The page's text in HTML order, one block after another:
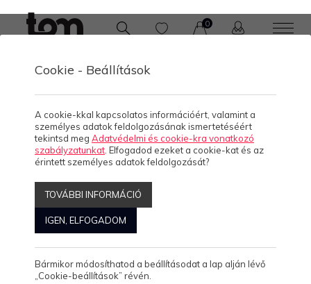
0
Cookie - Beállítások
A cookie-kkal kapcsolatos információért, valamint a
személyes adatok feldolgozásának ismertetéséért
tekintsd meg Adatvédelmi és cookie-kra vonatkozó
szabályzatunkat . Elfogadod ezeket a cookie-kat és az
érintett személyes adatok feldolgozását?
TOVÁBBI INFORMÁCIÓ
IGEN, ELFOGADOM
Bármikor módosíthatod a beállításodat a lap alján lévő
„Cookie-beállítások” révén.